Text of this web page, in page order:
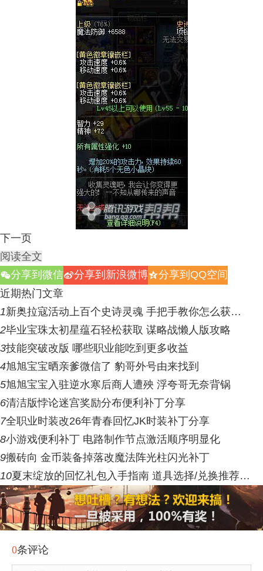
下一页
阅读全文
w分享到微信t分享到新浪微博z分享到QQ空间
近期热门文章
1新奥拉寇活动上百个史诗灵魂 手把手教你怎么获…
2毕业宝珠太初星蕴石轻松获取 谋略战懒人版攻略
3技能突破改版 哪些职业能吃到更多收益
4旭旭宝宝晒亲爹微信了 豹哥外号由来找到
5旭旭宝宝入驻逆水寒后商人遭殃 浮夸哥无奈背锅
6清洁版悖论迷宫奖励分布便利补丁分享
7全职业时装改26年青春回忆JK时装补丁分享
8小游戏便利补丁 电路制作节点激活顺序明显化
9搬砖向 金币装备掉落改魔法阵光柱闪光补丁
10夏末绽放的回忆礼包入手指南 道具选择/兑换推荐…
0条评论